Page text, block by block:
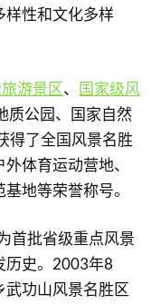
样性和文化多样
游景区、 国家级风
质公园、国家自然
得了全国风景名胜
体育运动营地、
地等荣誉称号。
首批省级重点风景
历史。2003年8
武功山风景名胜区